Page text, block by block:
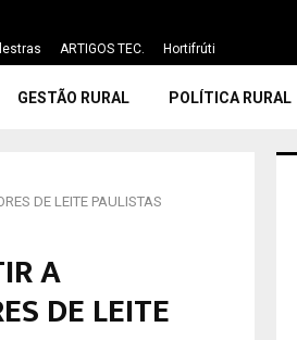
ARTIGOS TEC. Hortifrúti
GESTÃO RURAL POLÍTICA RURAL
DE LEITE PAULISTAS
A
DE LEITE